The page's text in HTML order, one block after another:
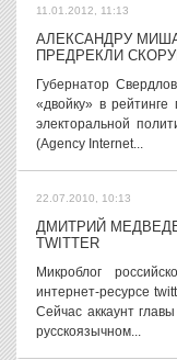
11.01.2012, 11:13
АЛЕКСАНДРУ
ПРЕДРЕКЛИ
Губернатор
«двойку» в
электоральной
(Agency Internet...
22.07.2010, 10:13
ДМИТРИЙ
TWITTER
Микроблог
интернет-ресурсе
Сейчас аккаунт
русскоязычном...